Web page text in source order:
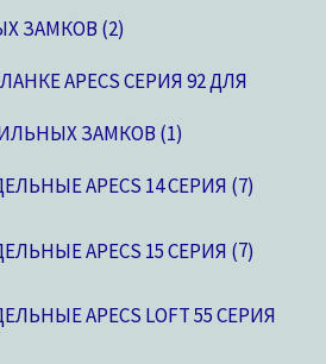
ЗАМКОВ 2
APECS СЕРИЯ 92 ДЛЯ
ЗАМКОВ 1
APECS 14 СЕРИЯ 7
APECS 15 СЕРИЯ 7
APECS LOFT 55 СЕРИЯ